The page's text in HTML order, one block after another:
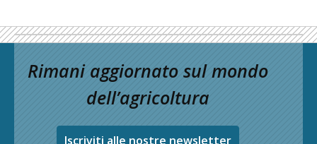
Rimani aggiornato sul mondo
dell’agricoltura
Iscriviti alle nostre newsletter